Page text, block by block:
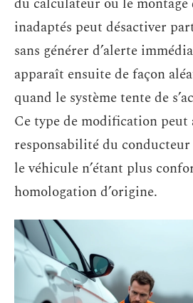
inadaptés peut désactiver
sans générer d’alerte
apparaît ensuite de façon
quand le système tente de
Ce type de modification peut
responsabilité du conducteur
le véhicule n’étant plus
homologation d’origine.